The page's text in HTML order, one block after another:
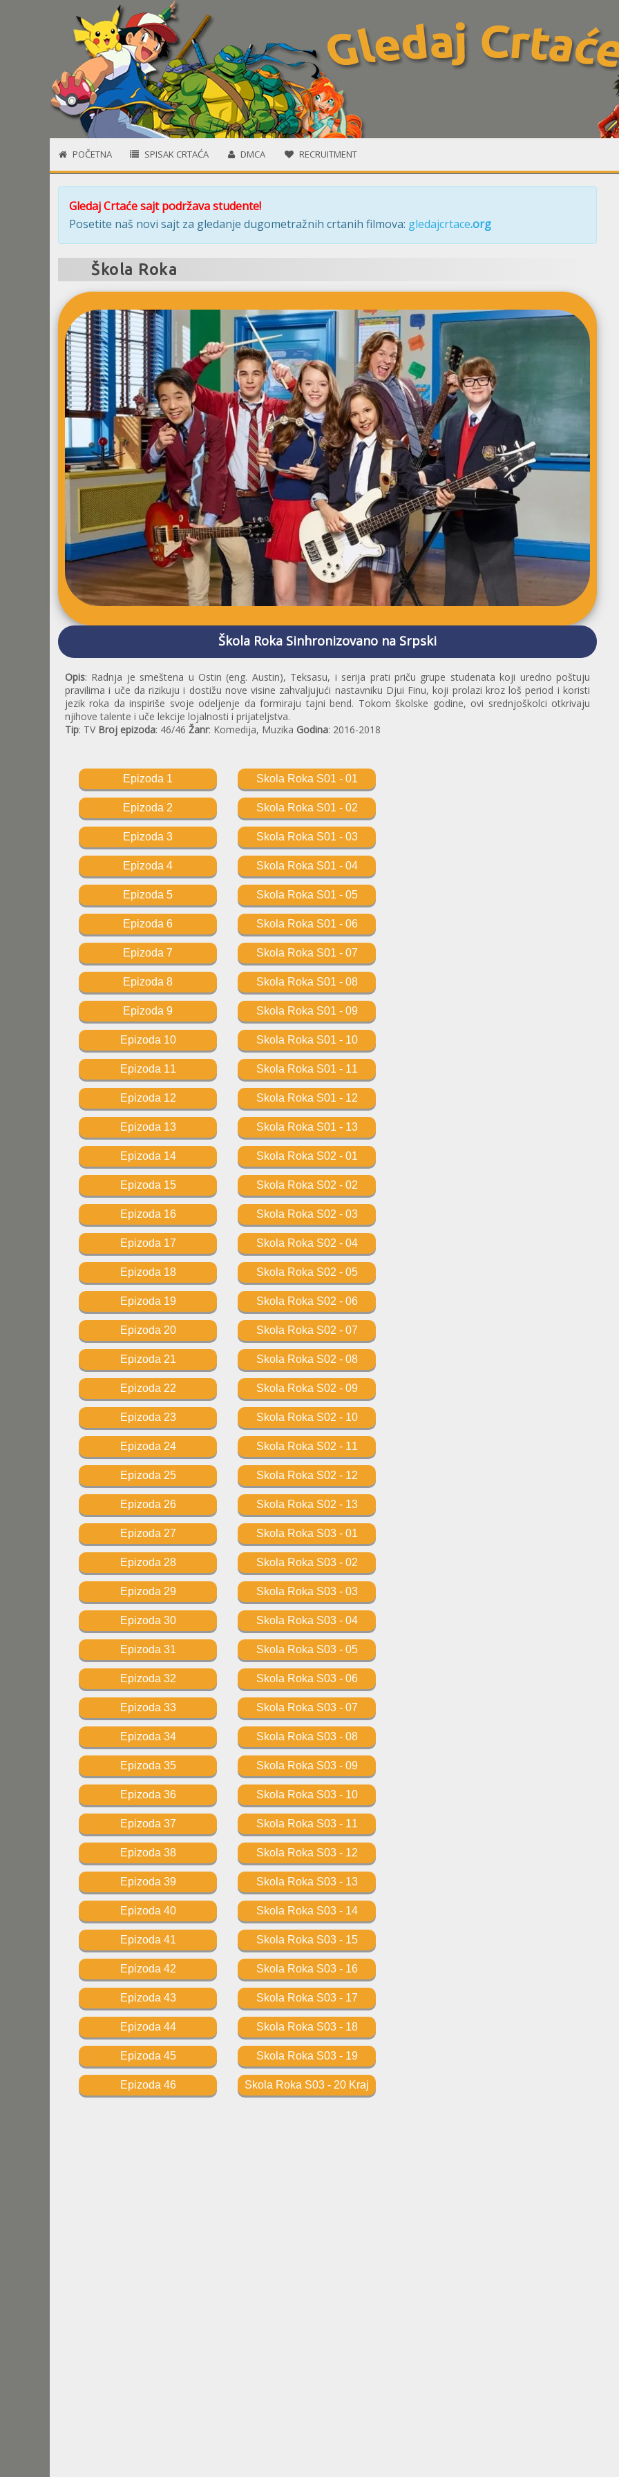
POČETNA SPISAK CRTAĆA DMCA RECRUITMENT
Gledaj Crtaće sajt podržava studente!
Posetite naš novi sajt za gledanje dugometražnih crtanih filmova: gledajcrtace.org
Škola Roka
Škola Roka Sinhronizovano na Srpski
Opis: Radnja je smeštena u Ostin (eng. Austin), Teksasu, i serija prati priču grupe studenata koji uredno poštuju
pravilima i uče da rizikuju i dostižu nove visine zahvaljujući nastavniku Djui Finu, koji prolazi kroz loš period i koristi
jezik roka da inspiriše svoje odeljenje da formiraju tajni bend. Tokom školske godine, ovi srednjoškolci otkrivaju
njihove talente i uče lekcije lojalnosti i prijateljstva.
Tip: TV Broj epizoda: 46/46 Žanr: Komedija, Muzika Godina: 2016-2018
Epizoda 1
Epizoda 2
Epizoda 3
Epizoda 4
Epizoda 5
Epizoda 6
Epizoda 7
Epizoda 8
Epizoda 9
Epizoda 10
Epizoda 11
Epizoda 12
Epizoda 13
Epizoda 14
Epizoda 15
Epizoda 16
Epizoda 17
Epizoda 18
Epizoda 19
Epizoda 20
Epizoda 21
Epizoda 22
Epizoda 23
Epizoda 24
Epizoda 25
Epizoda 26
Epizoda 27
Epizoda 28
Epizoda 29
Epizoda 30
Epizoda 31
Epizoda 32
Epizoda 33
Epizoda 34
Epizoda 35
Epizoda 36
Epizoda 37
Epizoda 38
Epizoda 39
Epizoda 40
Epizoda 41
Epizoda 42
Epizoda 43
Epizoda 44
Epizoda 45
Epizoda 46
Skola Roka S01 - 01
Skola Roka S01 - 02
Skola Roka S01 - 03
Skola Roka S01 - 04
Skola Roka S01 - 05
Skola Roka S01 - 06
Skola Roka S01 - 07
Skola Roka S01 - 08
Skola Roka S01 - 09
Skola Roka S01 - 10
Skola Roka S01 - 11
Skola Roka S01 - 12
Skola Roka S01 - 13
Skola Roka S02 - 01
Skola Roka S02 - 02
Skola Roka S02 - 03
Skola Roka S02 - 04
Skola Roka S02 - 05
Skola Roka S02 - 06
Skola Roka S02 - 07
Skola Roka S02 - 08
Skola Roka S02 - 09
Skola Roka S02 - 10
Skola Roka S02 - 11
Skola Roka S02 - 12
Skola Roka S02 - 13
Skola Roka S03 - 01
Skola Roka S03 - 02
Skola Roka S03 - 03
Skola Roka S03 - 04
Skola Roka S03 - 05
Skola Roka S03 - 06
Skola Roka S03 - 07
Skola Roka S03 - 08
Skola Roka S03 - 09
Skola Roka S03 - 10
Skola Roka S03 - 11
Skola Roka S03 - 12
Skola Roka S03 - 13
Skola Roka S03 - 14
Skola Roka S03 - 15
Skola Roka S03 - 16
Skola Roka S03 - 17
Skola Roka S03 - 18
Skola Roka S03 - 19
Skola Roka S03 - 20 Kraj